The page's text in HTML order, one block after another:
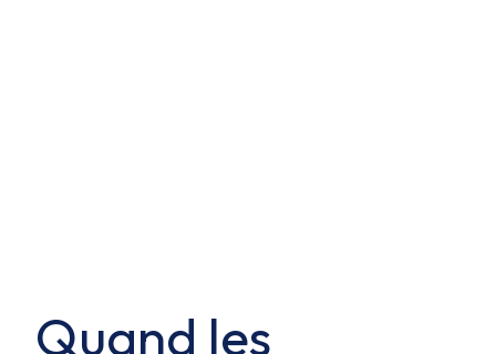
Quand les